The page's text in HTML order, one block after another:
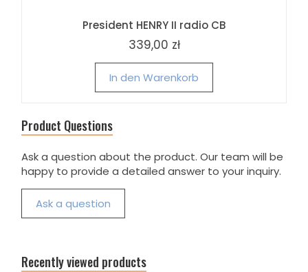
President HENRY II radio CB
339,00 zł
In den Warenkorb
Product Questions
Ask a question about the product. Our team will be
happy to provide a detailed answer to your inquiry.
Ask a question
Recently viewed products